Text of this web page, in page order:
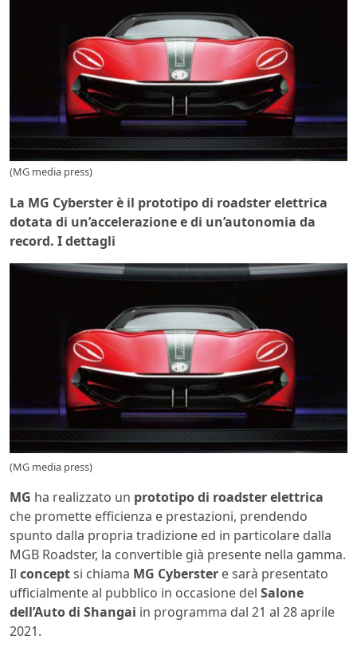
(MG media press)
La MG Cyberster è il prototipo di roadster elettrica
dotata di un’accelerazione e di un’autonomia da
record. I dettagli
(MG media press)
MG ha realizzato un prototipo di roadster elettrica
che promette efficienza e prestazioni, prendendo
spunto dalla propria tradizione ed in particolare dalla
MGB Roadster, la convertible già presente nella gamma.
Il conceptsi chiama MG Cyberster e sarà presentato
ufficialmente al pubblico in occasione del Salone
dell’Auto di Shangai in programma dal 21 al 28 aprile
2021.